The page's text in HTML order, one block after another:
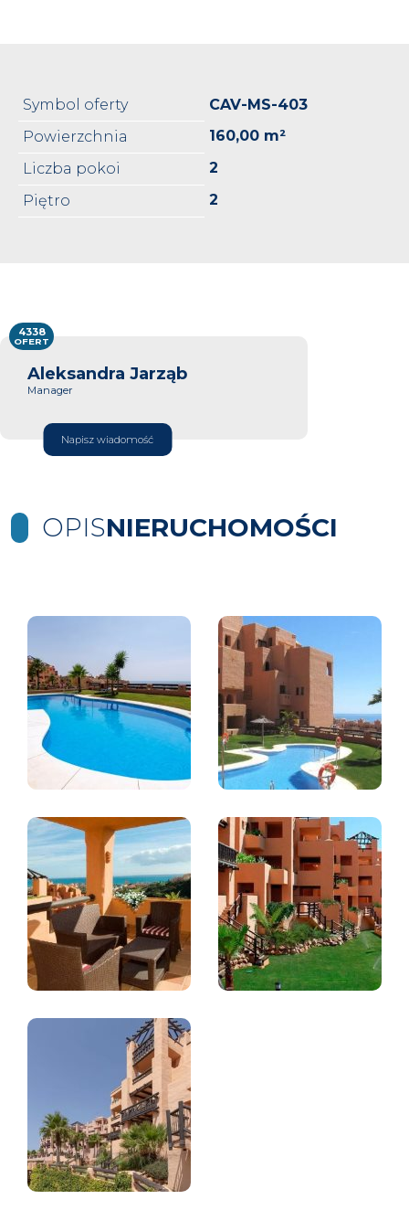
Symbol oferty
CAV-MS-403
Powierzchnia
160,00 m²
Liczba pokoi
2
Piętro
2
Aleksandra Jarząb
Manager
Napisz wiadomość
4338
OFERT
OPISNIERUCHOMOŚCI